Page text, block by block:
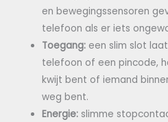
en bewegingssensoren
telefoon als er iets
Toegang: een slim slot
telefoon of een pincode,
kwijt bent of iemand
weg bent.
Energie: slimme